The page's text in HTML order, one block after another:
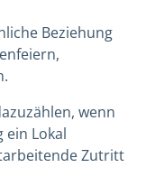
Beziehung
wenn
ein Lokal
Zutritt